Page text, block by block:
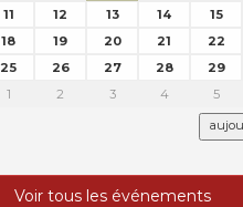
11 12 13 14 15
18 19 20 21 22
25 26 27 28 29
1 2 3 4 5
Voir tous les événements